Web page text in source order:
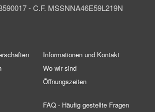
- C.F. MSSNNA46E59L219N
Informationen und Kontakt
Wo wir sind
Öffnungszeiten
FAQ - Häufig gestellte Fragen